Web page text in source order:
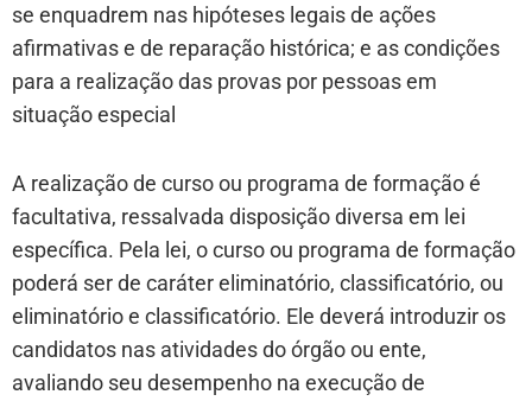
se enquadrem nas hipóteses legais de ações
afirmativas e de reparação histórica; e as condições
para a realização das provas por pessoas em
situação especial
A realização de curso ou programa de formação é
facultativa, ressalvada disposição diversa em lei
específica. Pela lei, o curso ou programa de formação
poderá ser de caráter eliminatório, classificatório, ou
eliminatório e classificatório. Ele deverá introduzir os
candidatos nas atividades do órgão ou ente,
avaliando seu desempenho na execução de